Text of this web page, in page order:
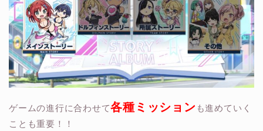
ゲームの進行に合わせて各種ミッション も進めていく
ことも重要！！